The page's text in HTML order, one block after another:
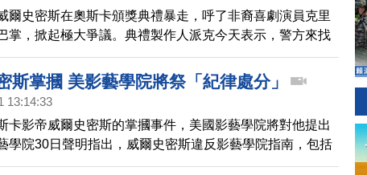
爾史密斯在奧斯卡頒獎典禮暴走，呼了非裔喜劇演員克里
掌，掀起極大爭議。典禮製作人派克今天表示，警方來找
問話時曾說，已準備好逮人。
斯掌摑 美影藝學院將祭「紀律處分」
13:14:33
卡影帝威爾史密斯的掌摑事件，美國影藝學院將對他提出
學院30日聲明指出，威爾史密斯違反影藝學院指南，包括
觸、騷擾或威脅等行為，並損害影藝學院的誠信，將進行